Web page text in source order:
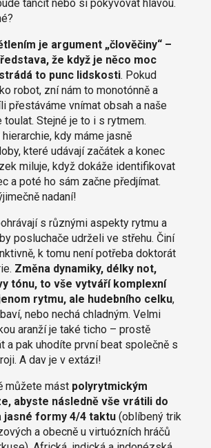
tančit nebo si pokyvovat hlavou.
je argument „člověčiny“ –
že když je něco moc
to punc lidskosti. Pokud
robot, zní nám to monotónně a
přestáváme vnímat obsah a naše
Stejné je to i s rytmem.
hierarchie, kdy máme jasně
které udávají začátek a konec
miluje, když dokáže identifikovat
a poté ho sám začne předjímat.
nadaní!
s různými aspekty rytmu a
posluchače udrželi ve střehu. Činí
k tomu není potřeba doktorát
Změna dynamiky, délky not,
tónu, to vše vytváří komplexní
rytmu, ale hudebního celku,
nebo nechá chladným. Velmi
aranží je také ticho – prostě
a pak uhodíte první beat společně s
A dav je v extázi!
můžete mást polyrytmickým
abyste následně vše vrátili do
jasné formy 4/4 taktu(oblíbený trik
a obecně u virtuózních hráčů